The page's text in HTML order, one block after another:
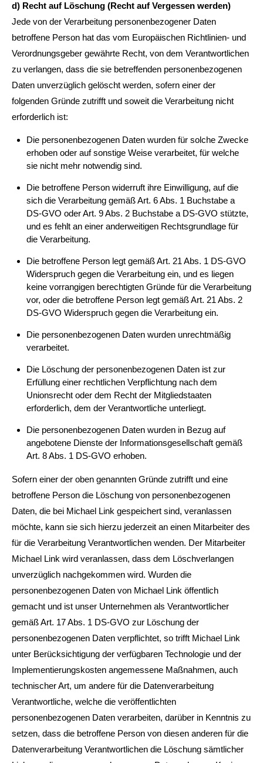
d) Recht auf Löschung (Recht auf Vergessen werden)
Jede von der Verarbeitung personenbezogener Daten
betroffene Person hat das vom Europäischen Richtlinien- und
Verordnungsgeber gewährte Recht, von dem Verantwortlichen
zu verlangen, dass die sie betreffenden personenbezogenen
Daten unverzüglich gelöscht werden, sofern einer der
folgenden Gründe zutrifft und soweit die Verarbeitung nicht
erforderlich ist:
Die personenbezogenen Daten wurden für solche Zwecke
erhoben oder auf sonstige Weise verarbeitet, für welche
sie nicht mehr notwendig sind.
Die betroffene Person widerruft ihre Einwilligung, auf die
sich die Verarbeitung gemäß Art. 6 Abs. 1 Buchstabe a
DS-GVO oder Art. 9 Abs. 2 Buchstabe a DS-GVO stützte,
und es fehlt an einer anderweitigen Rechtsgrundlage für
die Verarbeitung.
Die betroffene Person legt gemäß Art. 21 Abs. 1 DS-GVO
Widerspruch gegen die Verarbeitung ein, und es liegen
keine vorrangigen berechtigten Gründe für die Verarbeitung
vor, oder die betroffene Person legt gemäß Art. 21 Abs. 2
DS-GVO Widerspruch gegen die Verarbeitung ein.
Die personenbezogenen Daten wurden unrechtmäßig
verarbeitet.
Die Löschung der personenbezogenen Daten ist zur
Erfüllung einer rechtlichen Verpflichtung nach dem
Unionsrecht oder dem Recht der Mitgliedstaaten
erforderlich, dem der Verantwortliche unterliegt.
Die personenbezogenen Daten wurden in Bezug auf
angebotene Dienste der Informationsgesellschaft gemäß
Art. 8 Abs. 1 DS-GVO erhoben.
Sofern einer der oben genannten Gründe zutrifft und eine
betroffene Person die Löschung von personenbezogenen
Daten, die bei Michael Link gespeichert sind, veranlassen
möchte, kann sie sich hierzu jederzeit an einen Mitarbeiter des
für die Verarbeitung Verantwortlichen wenden. Der Mitarbeiter
Michael Link wird veranlassen, dass dem Löschverlangen
unverzüglich nachgekommen wird. Wurden die
personenbezogenen Daten von Michael Link öffentlich
gemacht und ist unser Unternehmen als Verantwortlicher
gemäß Art. 17 Abs. 1 DS-GVO zur Löschung der
personenbezogenen Daten verpflichtet, so trifft Michael Link
unter Berücksichtigung der verfügbaren Technologie und der
Implementierungskosten angemessene Maßnahmen, auch
technischer Art, um andere für die Datenverarbeitung
Verantwortliche, welche die veröffentlichten
personenbezogenen Daten verarbeiten, darüber in Kenntnis zu
setzen, dass die betroffene Person von diesen anderen für die
Datenverarbeitung Verantwortlichen die Löschung sämtlicher